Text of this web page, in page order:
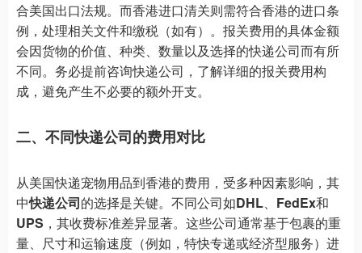
合美国出口法规。而香港进口清关则需符合香港的进口条
例，处理相关文件和缴税（如有）。报关费用的具体金额
会因货物的价值、种类、数量以及选择的快递公司而有所
不同。务必提前咨询快递公司，了解详细的报关费用构
成，避免产生不必要的额外开支。
二、不同快递公司的费用对比
从美国快递宠物用品到香港的费用，受多种因素影响，其
中快递公司的选择是关键。不同公司如DHL、 FedEx和
UPS ，其收费标准差异显著。这些公司通常基于包裹的重
量、尺寸和运输速度（例如，特快专递或经济型服务）进